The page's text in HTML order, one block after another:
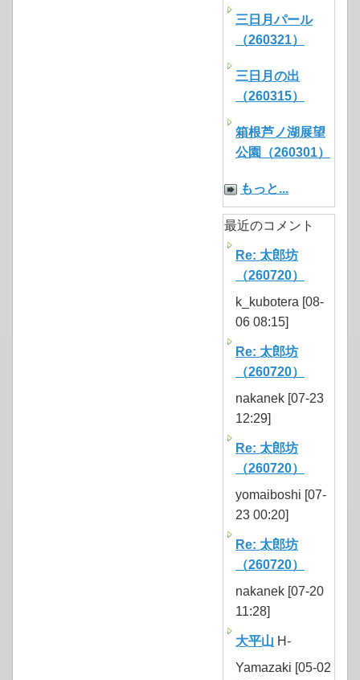
三日月パール
（260321）
三日月の出
（260315）
箱根芦ノ湖展望
公園（260301）
もっと...
最近のコメント
Re: 太郎坊
（260720）
k_kubotera [08-
06 08:15]
Re: 太郎坊
（260720）
nakanek [07-23
12:29]
Re: 太郎坊
（260720）
yomaiboshi [07-
23 00:20]
Re: 太郎坊
（260720）
nakanek [07-20
11:28]
大平山 H-
Yamazaki [05-02